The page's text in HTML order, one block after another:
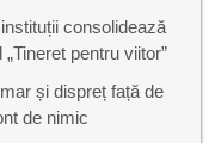
consolidează
pentru viitor”
și dispreț față de
de nimic